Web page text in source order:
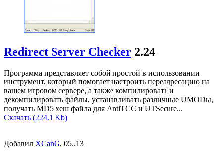
Redirect Server Checker 2.24
Программа представляет собой простой в использовании
инструмент, который помогает настроить переадресацию на
вашем игровом сервере, а также компилировать и
декомпилировать файлы, устанавливать различные UMODы,
получать MD5 хеш файла для AntiTCC и UTSecure...
Скачать (224.1 Kb)
Добавил XCanG, 05..13